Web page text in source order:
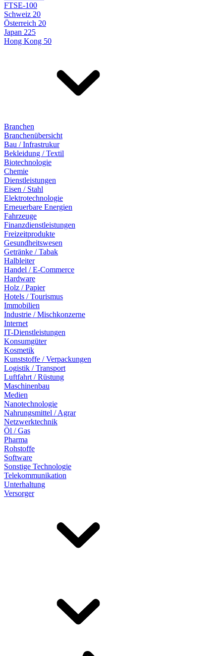
FTSE-100
Schweiz 20
Österreich 20
Japan 225
Hong Kong 50
Branchen
Branchenübersicht
Bau / Infrastrukur
Bekleidung / Textil
Biotechnologie
Chemie
Dienstleistungen
Eisen / Stahl
Elektrotechnologie
Erneuerbare Energien
Fahrzeuge
Finanzdienstleistungen
Freizeitprodukte
Gesundheitswesen
Getränke / Tabak
Halbleiter
Handel / E-Commerce
Hardware
Holz / Papier
Hotels / Tourismus
Immobilien
Industrie / Mischkonzerne
Internet
IT-Dienstleistungen
Konsumgüter
Kosmetik
Kunststoffe / Verpackungen
Logistik / Transport
Luftfahrt / Rüstung
Maschinenbau
Medien
Nanotechnologie
Nahrungsmittel / Agrar
Netzwerktechnik
Öl / Gas
Pharma
Rohstoffe
Software
Sonstige Technologie
Telekommunikation
Unterhaltung
Versorger